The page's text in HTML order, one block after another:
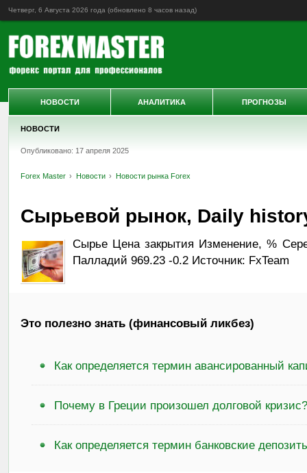
Четверг, 6 Августа 2026 года (обновлено 8 часов назад)
НОВОСТИ
Опубликовано: 17 апреля 2025
Forex Master Новости Новости рынка Forex
Сырьевой рынок, Daily
Сырье Цена закрытия Изменение, %
Палладий 969.23 -0.2 Источник: FxTeam
Это полезно знать (финансовый ликбез)
Как определяется термин авансированный
Почему в Греции произошел долговой
Как определяется термин банковские
НОВОСТИ АНАЛИТИКА ПРОГНОЗЫ